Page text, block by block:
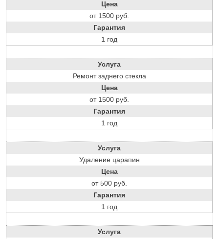
Цена
от 1500 руб.
Гарантия
1 год
Услуга
Ремонт заднего стекла
Цена
от 1500 руб.
Гарантия
1 год
Услуга
Удаление царапин
Цена
от 500 руб.
Гарантия
1 год
Услуга